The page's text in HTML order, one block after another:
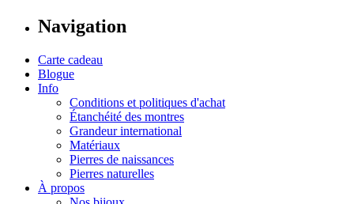
Navigation
Carte cadeau
Blogue
Info
Conditions et politiques d'achat
Étanchéité des montres
Grandeur international
Matériaux
Pierres de naissances
Pierres naturelles
À propos